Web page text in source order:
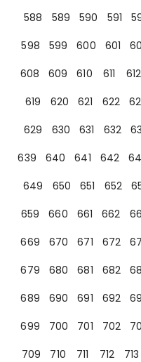
588
589 590 591
598
599 600 601
608
609 610 611 612
619
620 621 622
629
630 631 632
639
640 641 642
649
650 651 652
659
660 661 662
669
670 671 672
679
680 681 682
689
690 691 692
699
700 701 702
709
710 711 712 713